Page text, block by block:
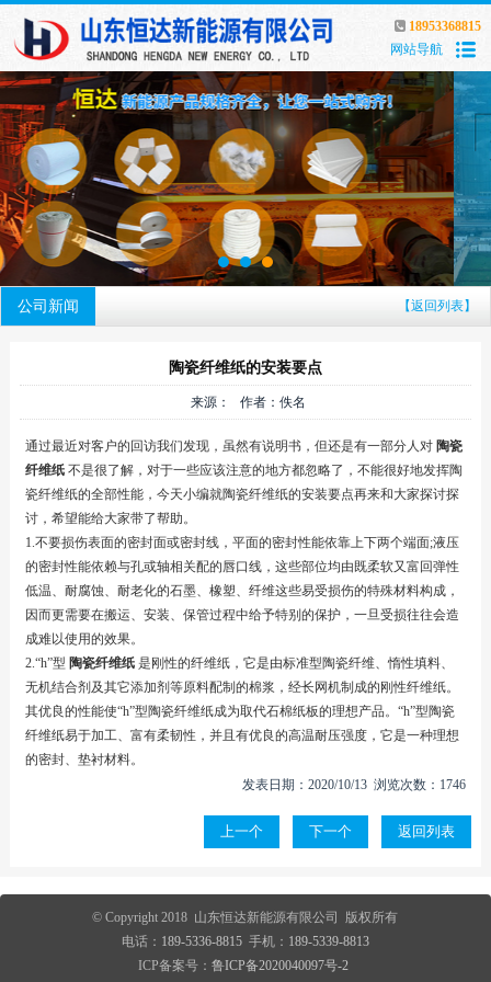
18953368815
网站导航
公司新闻 【返回列表】
陶瓷纤维纸的安装要点
来源： 作者：佚名
通过最近对客户的回访我们发现，虽然有说明书，但还是有一部分人对 陶瓷
纤维纸 不是很了解，对于一些应该注意的地方都忽略了，不能很好地发挥陶
瓷纤维纸的全部性能，今天小编就陶瓷纤维纸的安装要点再来和大家探讨探
讨，希望能给大家带了帮助。
1.不要损伤表面的密封面或密封线，平面的密封性能依靠上下两个端面;液压
的密封性能依赖与孔或轴相关配的唇口线，这些部位均由既柔软又富回弹性
低温、耐腐蚀、耐老化的石墨、橡塑、纤维这些易受损伤的特殊材料构成，
因而更需要在搬运、安装、保管过程中给予特别的保护，一旦受损往往会造
成难以使用的效果。
2.“h”型 陶瓷纤维纸 是刚性的纤维纸，它是由标准型陶瓷纤维、惰性填料、
无机结合剂及其它添加剂等原料配制的棉浆，经长网机制成的刚性纤维纸。
其优良的性能使“h”型陶瓷纤维纸成为取代石棉纸板的理想产品。“h”型陶瓷
纤维纸易于加工、富有柔韧性，并且有优良的高温耐压强度，它是一种理想
的密封、垫衬材料。
发表日期：2020/10/13 浏览次数：1746
上一个 下一个 返回列表
© Copyright 2018 山东恒达新能源有限公司 版权所有
电话： 189-5336-8815手机： 189-5339-8813
ICP备案号：鲁ICP备2020040097号-2